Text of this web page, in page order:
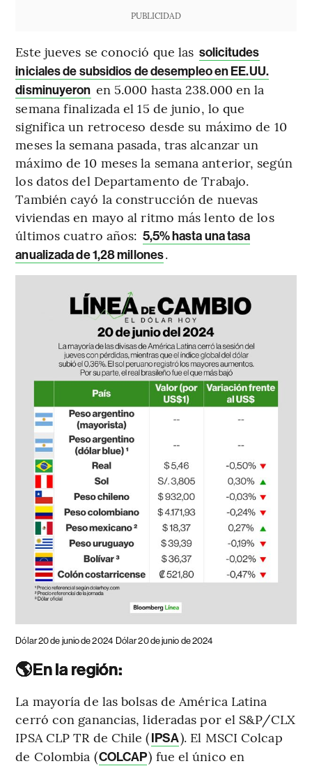
PUBLICIDAD
Este jueves se conoció que las solicitudes
iniciales de subsidios de desempleo en EE.UU.
disminuyeron en 5.000 hasta 238.000 en la
semana finalizada el 15 de junio, lo que
significa un retroceso desde su máximo de 10
meses la semana pasada, tras alcanzar un
máximo de 10 meses la semana anterior, según
los datos del Departamento de Trabajo.
También cayó la construcción de nuevas
viviendas en mayo al ritmo más lento de los
últimos cuatro años: 5,5% hasta una tasa
anualizada de 1,28 millones.
Dólar 20 de junio de 2024 Dólar 20 de junio de 2024
🌎En la región:
La mayoría de las bolsas de América Latina
cerró con ganancias, lideradas por el S&P/CLX
IPSA CLP TR de Chile (IPSA). El MSCI Colcap
de Colombia (COLCAP) fue el único en